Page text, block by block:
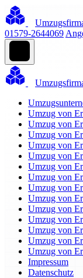
01579-2644069
Umzug von
Umzug von
Umzug von
Umzug von
Umzug von
Umzug von
Umzug von
Umzug von
Umzug von
Umzug von
Umzug von
Umzug von
Umzug von
Umzug von
Impressum
Datenschutz